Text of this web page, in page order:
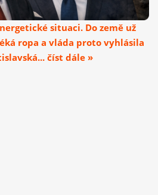
situaci. Do země už
ropa a vláda proto vyhlásila
číst dále »